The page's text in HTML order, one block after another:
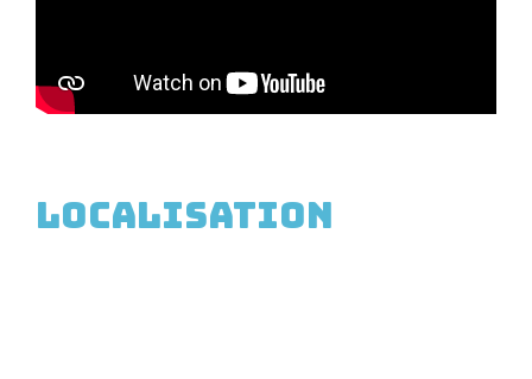
Localisation